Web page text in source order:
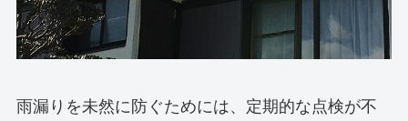
雨漏りを未然に防ぐためには、定期的な点検が不